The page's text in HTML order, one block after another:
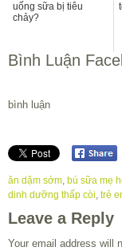
uống sữa bị tiêu
chảy?
Bình Luận
bình luận
ăn dặm sớm, bú sữa mẹ
dinh dưỡng thấp còi, trẻ
Leave a Reply
Your email address will